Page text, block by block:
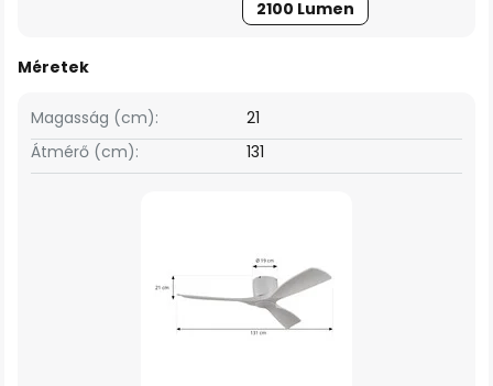
2100 Lumen
Méretek
Magasság (cm):
21
Átmérő (cm):
131